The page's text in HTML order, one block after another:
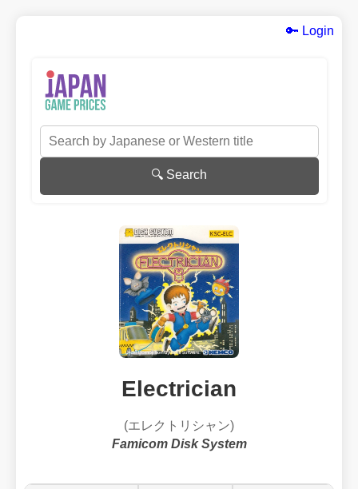
🔑 Login
🔍 Search
Electrician
(エレクトリシャン)
Famicom Disk System